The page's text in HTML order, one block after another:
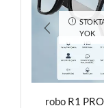
YOK
robo R1 PRO